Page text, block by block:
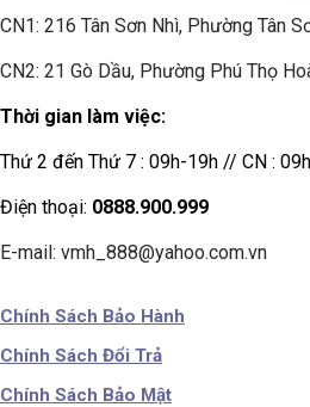
CN1: 216 Tân Sơn Nhì, Phường Tân
CN2: 21 Gò Dầu, Phường Phú Thọ
Thời gian làm việc:
Thứ 2 đến Thứ 7 : 09h-19h // CN :
Điện thoại: 0888.900.999
E-mail: vmh_888@yahoo.com.vn
Chính Sách Bảo Hành
Chính Sách Đổi Trả
Chính Sách Bảo Mật